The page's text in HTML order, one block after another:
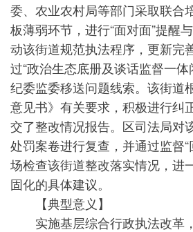
委、农业农村局等部门采取联合
板薄弱环节，进行“面对面”提醒
动该街道规范执法程序，更新完
过“政治生态底册及谈话监督一
纪委监委移送问题线索。该街道
意见书》有关要求，积极进行纠
交了整改情况报告。区司法局对
处罚案卷进行复查，并通过监督
场检查该街道整改落实情况，进
固化的具体建议。
【典型意义】
实施基层综合行政执法改革